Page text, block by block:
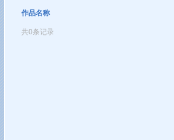
作品名称
共0条记录